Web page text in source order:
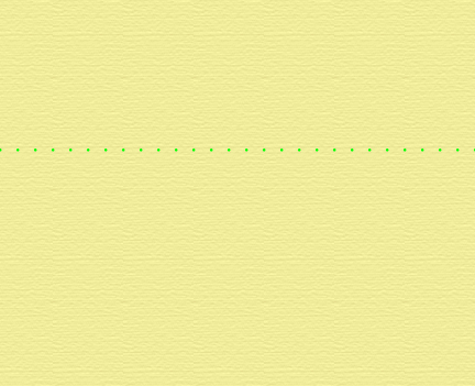
・・・・・・・・・・・・・・・・・・・・・・・・・